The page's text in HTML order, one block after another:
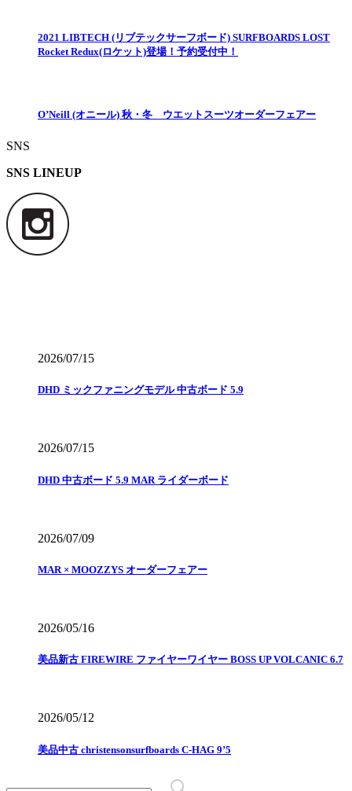
2021 LIBTECH (リブテックサーフボード) SURFBOARDS LOST
Rocket Redux(ロケット)登場！予約受付中！
O’Neill (オニール) 秋・冬 ウエットスーツオーダーフェアー
SNS
SNS LINEUP
2026/07/15
DHD ミックファニングモデル 中古ボード 5.9
2026/07/15
DHD 中古ボード 5.9 MAR ライダーボード
2026/07/09
MAR × MOOZZYS オーダーフェアー
2026/05/16
美品新古 FIREWIRE ファイヤーワイヤー BOSS UP VOLCANIC 6.7
2026/05/12
美品中古 christensonsurfboards C-HAG 9’5